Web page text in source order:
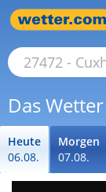
Das
Heute
06.08.
Morgen
07.08.